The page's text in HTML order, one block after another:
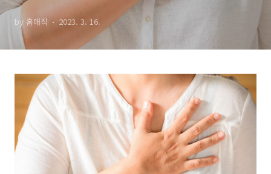
by 홈매직 2023. 3. 16.